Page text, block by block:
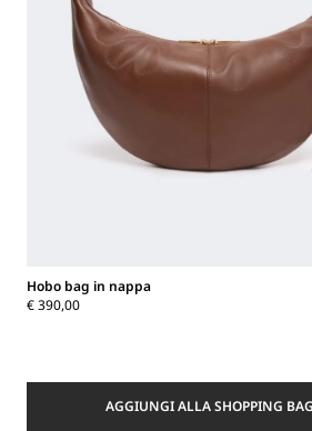
Hobo bag in nappa
€ 390,00
AGGIUNGI ALLA SHOPPING BAG